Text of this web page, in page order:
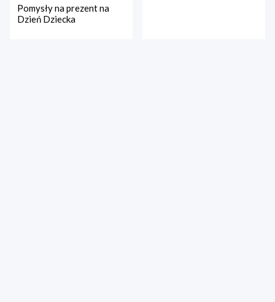
Pomysły na prezent na
Dzień Dziecka